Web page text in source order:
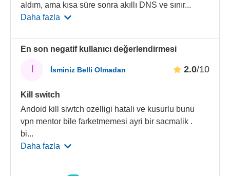
aldım, ama kısa süre sonra akıllı DNS ve sınır...
Daha fazla
En son negatif kullanıcı değerlendirmesi
İsminiz Belli Olmadan 2.0/10
Kill switch
Andoid kill siwtch ozelligi hatali ve kusurlu bunu
vpn mentor bile farketmemesi ayri bir sacmalik .
bi...
Daha fazla